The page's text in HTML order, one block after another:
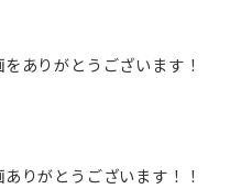
ありがとうございます！
りがとうございます！！